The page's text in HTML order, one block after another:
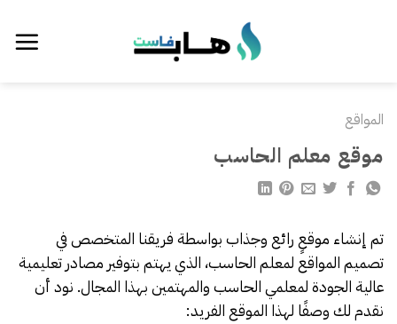
المواقع
موقع معلم الحاسب
تم إنشاء موقعٍ رائع وجذاب بواسطة فريقنا المتخصص في
تصميم المواقع لمعلم الحاسب، الذي يهتم بتوفير مصادر تعليمية
عالية الجودة لمعلمي الحاسب والمهتمين بهذا المجال. نود أن
نقدم لك وصفًا لهذا الموقع الفريد: